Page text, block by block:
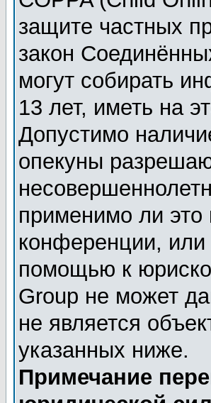
защите частных
закон
могут собирать
13 лет, иметь на
Допустимо
опекуны
применимо ли это
конференции, или
помощью к
Group не может
не является
указанных ниже.
Примечание